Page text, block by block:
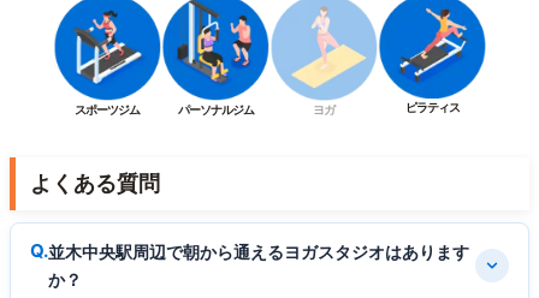
スポーツジム パーソナルジム ヨガ ピラティス
よくある質問
並木中央駅周辺で朝から通えるヨガスタジオはあります
か？